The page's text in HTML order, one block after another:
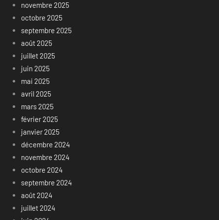
novembre 2025
octobre 2025
septembre 2025
août 2025
juillet 2025
juin 2025
mai 2025
avril 2025
mars 2025
février 2025
janvier 2025
décembre 2024
novembre 2024
octobre 2024
septembre 2024
août 2024
juillet 2024